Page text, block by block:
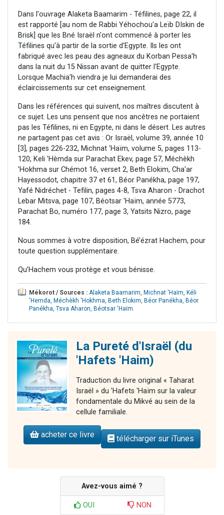
Dans l'ouvrage Alaketa Baamarim - Téfilines, page 22, il
est rapporté [au nom de Rabbi Yéhochou'a Leïb DIskin de
Brisk] que les Bné Israël n'ont commencé à porter les
Téfilines qu'à partir de la sortie d'Egypte. Ils les ont
fabriqué avec les peau des agneaux du Korban Pessa'h
dans la nuit du 15 Nissan avant de quitter l'Egypte.
Lorsque Machia'h viendra je lui demanderai des
éclaircissements sur cet enseignement.
Dans les références qui suivent, nos maîtres discutent à
ce sujet. Les uns pensent que nos ancêtres ne portaient
pas les Téfilines, ni en Egypte, ni dans le désert. Les autres
ne partagent pas cet avis : Or Israël, volume 39, année 10
[3], pages 226-232, Michnat 'Haïm, volume 5, pages 113-
120, Keli 'Hèmda sur Parachat Ekev, page 57, Méchèkh
'Hokhma sur Chémot 16, verset 2, Beth Elokim, Cha'ar
Hayessodot, chapitre 37 et 61, Béor Panékha, page 197,
Yafé Nidréchet - Tefilin, pages 4-8, Tsva Aharon - Drachot
Lebar Mitsva, page 107, Béotsar 'Haïm, année 5773,
Parachat Bo, numéro 177, page 3, Yatsits Nizro, page
184.
Nous sommes à votre disposition, Bé’ézrat Hachem, pour
toute question supplémentaire.
Qu’Hachem vous protège et vous bénisse.
Mékorot / Sources : Alaketa Baamarim, Michnat 'Haïm, Kéli
'Hemda, Méchèkh 'Hokhma, Beth Elokim, Béor Panékha, Béor
Panékha, Tsva Aharon, Béotsar 'Haïm.
La Pureté d'Israël (du
'Hafets 'Haim)
Traduction du livre original « Taharat
Israël » du 'Hafets 'Haïm sur la valeur
fondamentale du Mikvé au sein de la
cellule familiale.
acheter ce livre télécharger sur iTunes
Avez-vous aimé ?
OUI NON